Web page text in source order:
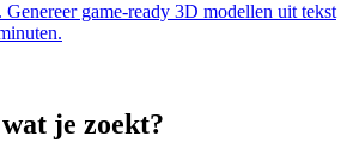
game-ready 3D modellen uit tekst
je zoekt?